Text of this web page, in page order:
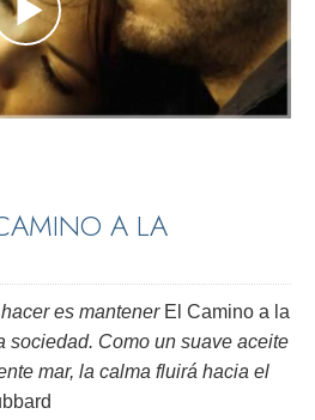
A LA
es mantener El Camino a la
sociedad. Como un suave aceite
mar, la calma fluirá hacia el